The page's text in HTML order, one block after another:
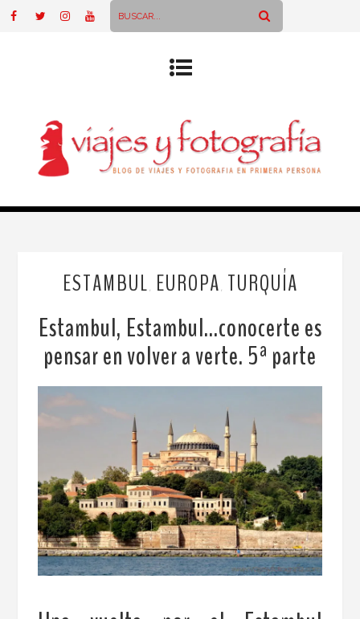
ESTAMBUL EUROPA TURQUÍA
Estambul, Estambul…conocerte es
pensar en volver a verte. 5ª parte